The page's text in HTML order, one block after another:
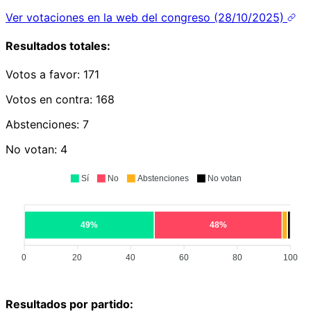
Ver votaciones en la web del congreso (28/10/2025)
Resultados totales:
Votos a favor: 171
Votos en contra: 168
Abstenciones: 7
No votan: 4
49% 48%
100
80
60
40
20
0
Sí No Abstenciones No votan
Resultados por partido: